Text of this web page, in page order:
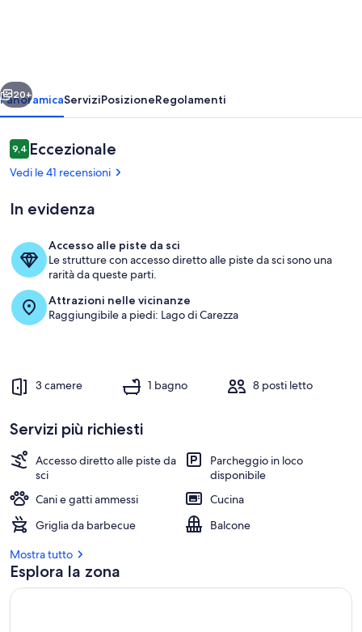
sci
carezza
20
min
BOLZANO
altoadige
Ristorazione all'aperto
Avanti
20+
PanoramicaServiziPosizioneRegolamenti
Recensioni
9,49,4 su 10
Eccezionale
Vedi le 41 recensioni
In evidenza
Accesso alle piste da sci
Le strutture con accesso diretto alle piste da sci sono una
rarità da queste parti.
Attrazioni nelle vicinanze
Raggiungibile a piedi: Lago di Carezza
3 camere 1 bagno 8 posti letto
Servizi più richiesti
Accesso diretto alle piste da
sci
Parcheggio in loco
disponibile
Cani e gatti ammessi
Cucina
Griglia da barbecue
Balcone
Mostra tutto
Esplora la zona